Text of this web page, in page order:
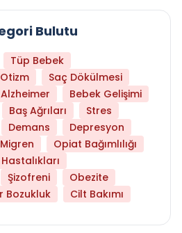
Bulutu
Tüp Bebek
Otizm
Saç Dökülmesi
Alzheimer
Bebek Gelişimi
Baş Ağrıları
Stres
Demans
Depresyon
Migren
Opiat Bağımlılığı
Şizofreni
Obezite
Bozukluk Cilt Bakımı